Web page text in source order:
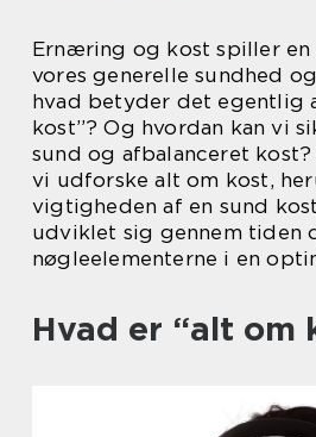
Ernæring og kost spiller
vores generelle sundhed
hvad betyder det egentlig
kost”? Og hvordan kan vi
sund og afbalanceret
vi udforske alt om kost,
vigtigheden af en sund
udviklet sig gennem tiden
nøgleelementerne i en
Hvad er “alt om